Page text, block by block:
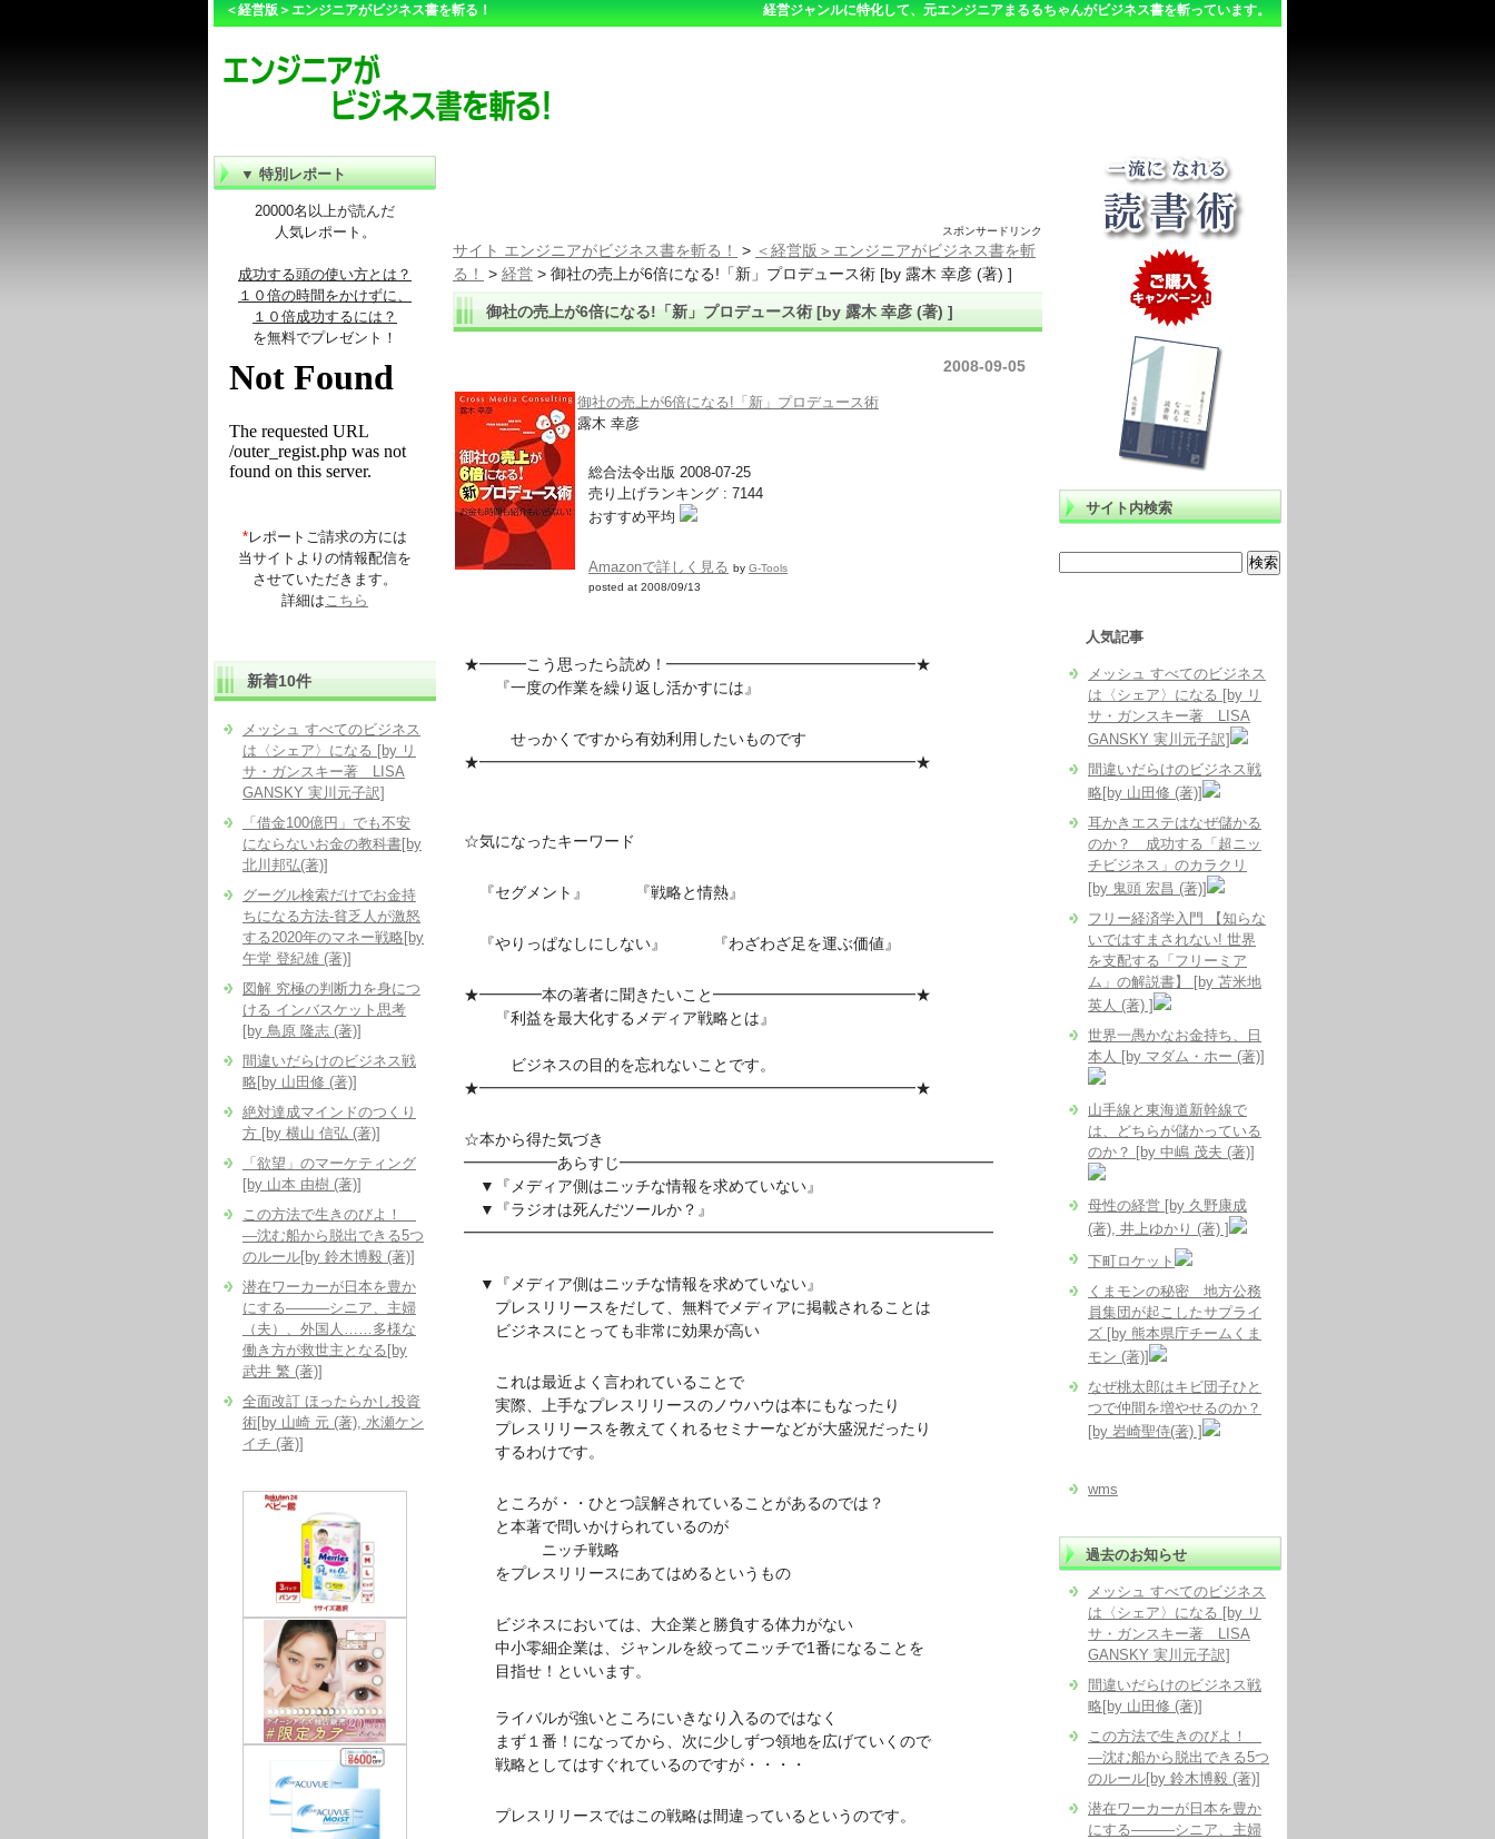
＜経営版＞エンジニアがビジネス書を斬る！ 経営ジャンルに特化して、元エンジニアまるるちゃんがビジネス書を斬っています。
スポンサードリンク
サイト エンジニアがビジネス書を斬る！ > ＜経営版＞エンジニアがビジネス書を斬
る！
> 経営 > 御社の売上が6倍になる!「新」プロデュース術 [by 露木 幸彦 (著) ]
御社の売上が6倍になる!「新」プロデュース術 [by 露木 幸彦 (著) ]
2008-09-05
御社の売上が6倍になる!「新」プロデュース術
露木 幸彦
総合法令出版 2008-07-25
売り上げランキング : 7144
おすすめ平均
Amazonで詳しく見る by G-Tools
posted at 2008/09/13
★━━━こう思ったら読め！━━━━━━━━━━━━━━━━★
『一度の作業を繰り返し活かすには』
せっかくですから有効利用したいものです
★━━━━━━━━━━━━━━━━━━━━━━━━━━━━★
☆気になったキーワード
『セグメント』 『戦略と情熱』
『やりっぱなしにしない』 『わざわざ足を運ぶ価値』
★━━━━本の著者に聞きたいこと━━━━━━━━━━━━━★
『利益を最大化するメディア戦略とは』
ビジネスの目的を忘れないことです。
★━━━━━━━━━━━━━━━━━━━━━━━━━━━━★
☆本から得た気づき
━━━━━━あらすじ━━━━━━━━━━━━━━━━━━━━━━━━
▼『メディア側はニッチな情報を求めていない』
▼『ラジオは死んだツールか？』
━━━━━━━━━━━━━━━━━━━━━━━━━━━━━━━━━━
▼『メディア側はニッチな情報を求めていない』
プレスリリースをだして、無料でメディアに掲載されることは
ビジネスにとっても非常に効果が高い
これは最近よく言われていることで
実際、上手なプレスリリースのノウハウは本にもなったり
プレスリリースを教えてくれるセミナーなどが大盛況だったり
するわけです。
ところが・・ひとつ誤解されていることがあるのでは？
と本著で問いかけられているのが
ニッチ戦略
をプレスリリースにあてはめるというもの
ビジネスにおいては、大企業と勝負する体力がない
中小零細企業は、ジャンルを絞ってニッチで1番になることを
目指せ！といいます。
ライバルが強いところにいきなり入るのではなく
まず１番！になってから、次に少しずつ領地を広げていくので
戦略としてはすぐれているのですが・・・・
プレスリリースではこの戦略は間違っているというのです。
サイト内検索
人気記事
メッシュ すべてのビジネス
は〈シェア〉になる [by リ
サ・ガンスキー著 LISA
GANSKY 実川元子訳]
間違いだらけのビジネス戦
略[by 山田修 (著)]
耳かきエステはなぜ儲かる
のか？ 成功する「超ニッ
チビジネス」のカラクリ
[by 鬼頭 宏昌 (著)]
フリー経済学入門 【知らな
いではすまされない! 世界
を支配する「フリーミア
ム」の解説書】 [by 苫米地
英人 (著) ]
世界一愚かなお金持ち、日
本人 [by マダム・ホー (著)]
山手線と東海道新幹線で
は、どちらが儲かっている
のか？ [by 中嶋 茂夫 (著)]
母性の経営 [by 久野康成
(著), 井上ゆかり (著) ]
下町ロケット
くまモンの秘密 地方公務
員集団が起こしたサプライ
ズ [by 熊本県庁チームくま
モン (著)]
なぜ桃太郎はキビ団子ひと
つで仲間を増やせるのか？
[by 岩崎聖侍(著) ]
wms
過去のお知らせ
メッシュ すべてのビジネス
は〈シェア〉になる [by リ
サ・ガンスキー著 LISA
GANSKY 実川元子訳]
間違いだらけのビジネス戦
略[by 山田修 (著)]
この方法で生きのびよ！
―沈む船から脱出できる5つ
のルール[by 鈴木博毅 (著)]
潜在ワーカーが日本を豊か
にする―――シニア、主婦
▼ 特別レポート
20000名以上が読んだ
人気レポート。
成功する頭の使い方とは？
１０倍の時間をかけずに、
１０倍成功するには？
を無料でプレゼント！
*レポートご請求の方には
当サイトよりの情報配信を
させていただきます。
詳細はこちら
新着10件
メッシュ すべてのビジネス
は〈シェア〉になる [by リ
サ・ガンスキー著 LISA
GANSKY 実川元子訳]
「借金100億円」でも不安
にならないお金の教科書[by
北川邦弘(著)]
グーグル検索だけでお金持
ちになる方法-貧乏人が激怒
する2020年のマネー戦略[by
午堂 登紀雄 (著)]
図解 究極の判断力を身につ
ける インバスケット思考
[by 鳥原 隆志 (著)]
間違いだらけのビジネス戦
略[by 山田修 (著)]
絶対達成マインドのつくり
方 [by 横山 信弘 (著)]
「欲望」のマーケティング
[by 山本 由樹 (著)]
この方法で生きのびよ！
―沈む船から脱出できる5つ
のルール[by 鈴木博毅 (著)]
潜在ワーカーが日本を豊か
にする―――シニア、主婦
（夫）、外国人……多様な
働き方が救世主となる[by
武井 繁 (著)]
全面改訂 ほったらかし投資
術[by 山崎 元 (著), 水瀬ケン
イチ (著)]